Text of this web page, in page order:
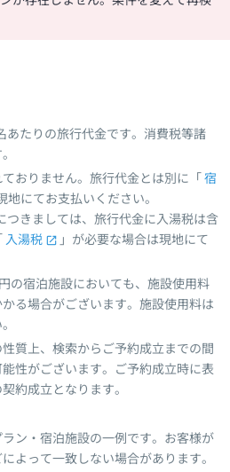
あたりの旅行代金です。消費税等諸
おりません。旅行代金とは別に「 宿
地にてお支払いください。
つきましては、旅行代金に入湯税は含
入湯税
」が必要な場合は現地にて
の宿泊施設においても、施設使用料
かる場合がございます。施設使用料は
質上、検索からご予約成立までの間
性がございます。ご予約成立時に表
約成立となります。
ン・宿泊施設の一例です。お客様が
よって一致しない場合があります。